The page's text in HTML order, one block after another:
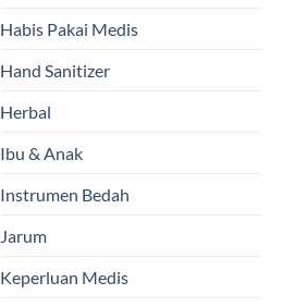
Habis Pakai Medis
Hand Sanitizer
Herbal
Ibu & Anak
Instrumen Bedah
Jarum
Keperluan Medis